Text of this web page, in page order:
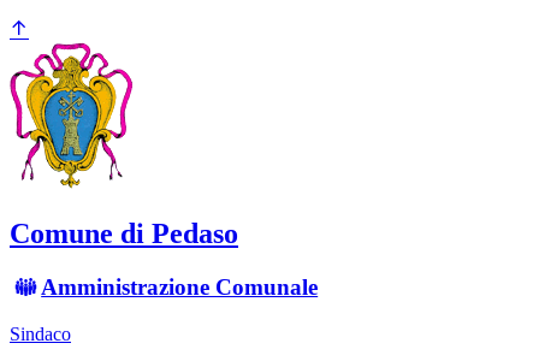
Comune di Pedaso
Amministrazione Comunale
Sindaco